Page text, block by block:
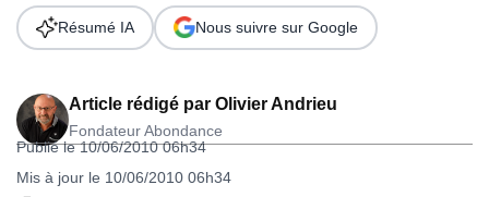
Article rédigé par Olivier Andrieu
Fondateur Abondance
Publié le 10/06/2010 06h34
Mis à jour le 10/06/2010 06h34
Résumé IA Nous suivre sur Google